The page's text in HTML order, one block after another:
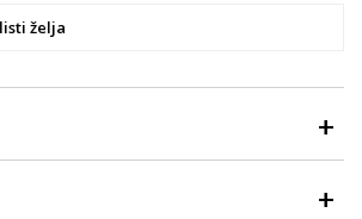
želja